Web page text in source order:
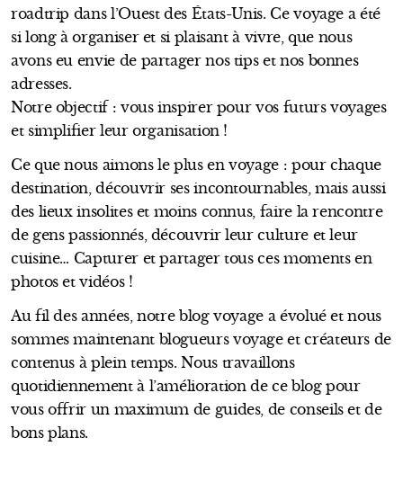
roadtrip dans l’Ouest des États-Unis. Ce voyage a été
si long à organiser et si plaisant à vivre, que nous
avons eu envie de partager nos tips et nos bonnes
adresses.
Notre objectif : vous inspirer pour vos futurs voyages
et simplifier leur organisation !
Ce que nous aimons le plus en voyage : pour chaque
destination, découvrir ses incontournables, mais aussi
des lieux insolites et moins connus, faire la rencontre
de gens passionnés, découvrir leur culture et leur
cuisine… Capturer et partager tous ces moments en
photos et vidéos !
Au fil des années, notre blog voyage a évolué et nous
sommes maintenant blogueurs voyage et créateurs de
contenus à plein temps. Nous travaillons
quotidiennement à l’amélioration de ce blog pour
vous offrir un maximum de guides, de conseils et de
bons plans.